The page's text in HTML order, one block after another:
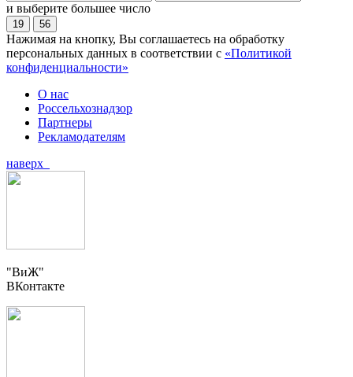
и выберите большее число
19 56
Нажимая на кнопку, Вы соглашаетесь на обработку
персональных данных в соответствии с «Политикой
конфиденциальности»
О нас
Россельхознадзор
Партнеры
Рекламодателям
наверх
"ВиЖ"
ВКонтакте